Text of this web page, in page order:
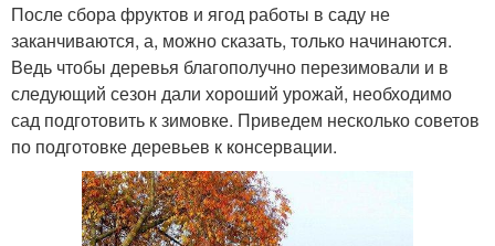
После сбора фруктов и ягод работы в саду не
заканчиваются, а, можно сказать, только начинаются.
Ведь чтобы деревья благополучно перезимовали и в
следующий сезон дали хороший урожай, необходимо
сад подготовить к зимовке. Приведем несколько советов
по подготовке деревьев к консервации.